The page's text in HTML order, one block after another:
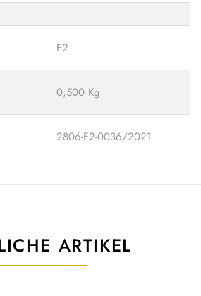
F2
0,500 Kg
2806-F2-0036/2021
ARTIKEL